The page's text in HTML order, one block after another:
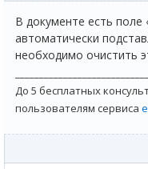
В документе есть
автоматически
необходимо очистить
До 5 бесплатных
пользователям сервиса